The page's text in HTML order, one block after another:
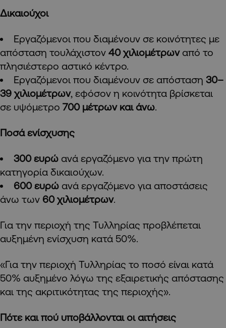
Δικαιούχοι
Εργαζόμενοι που διαμένουν σε κοινότητες με
απόσταση τουλάχιστον 40 χιλιομέτρωναπό το
πλησιέστερο αστικό κέντρο.
Εργαζόμενοι που διαμένουν σε απόσταση 30–
39 χιλιομέτρων, εφόσον η κοινότητα βρίσκεται
σε υψόμετρο 700 μέτρων και άνω.
Ποσά ενίσχυσης
300 ευρώ ανά εργαζόμενο για την πρώτη
κατηγορία δικαιούχων.
600 ευρώ ανά εργαζόμενο για αποστάσεις
άνω των 60 χιλιομέτρων.
Για την περιοχή της Τυλληρίας προβλέπεται
αυξημένη ενίσχυση κατά 50%.
«Για την περιοχή Τυλληρίας το ποσό είναι κατά
50% αυξημένο λόγω της εξαιρετικής απόστασης
και της ακριτικότητας της περιοχής».
Πότε και πού υποβάλλονται οι αιτήσεις